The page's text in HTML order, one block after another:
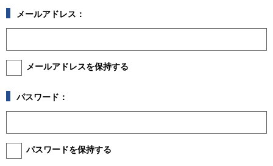
メールアドレス：
メールアドレスを保持する
パスワード：
パスワードを保持する